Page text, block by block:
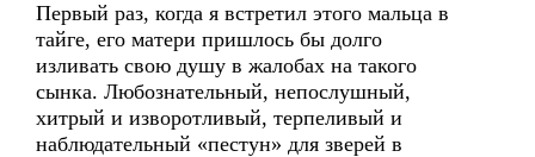
Первый раз, когда я встретил этого мальца в
тайге, его матери пришлось бы долго
изливать свою душу в жалобах на такого
сынка. Любознательный, непослушный,
хитрый и изворотливый, терпеливый и
наблюдательный «пестун» для зверей в